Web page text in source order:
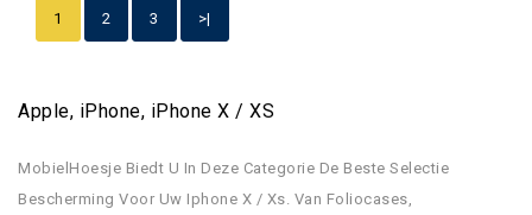
1 2 3 >|
Apple, iPhone, iPhone X / XS
MobielHoesje Biedt U In Deze Categorie De Beste Selectie
Bescherming Voor Uw Iphone X / Xs. Van Foliocases,